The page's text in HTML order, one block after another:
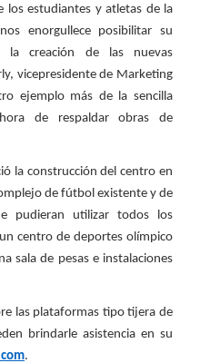
los estudiantes y atletas de la
enorgullece posibilitar su
la creación de las nuevas
vicepresidente de Marketing
ejemplo más de la sencilla
de respaldar obras de
la construcción del centro en
de fútbol existente y de
pudieran utilizar todos los
centro de deportes olímpico
sala de pesas e instalaciones
las plataformas tipo tijera de
brindarle asistencia en su
.